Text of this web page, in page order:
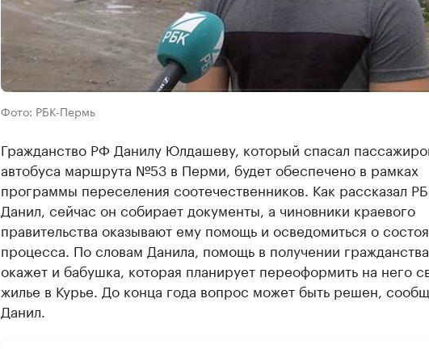
Фото: РБК-Пермь
Гражданство РФ Данилу Юлдашеву, который спасал
автобуса маршрута №53 в Перми, будет обеспечено в рамках
программы переселения соотечественников. Как рассказал
Данил, сейчас он собирает документы, а чиновники краевого
правительства оказывают ему помощь и осведомиться о
процесса. По словам Данила, помощь в получении
окажет и бабушка, которая планирует переоформить на него
жилье в Курье. До конца года вопрос может быть решен,
Данил.